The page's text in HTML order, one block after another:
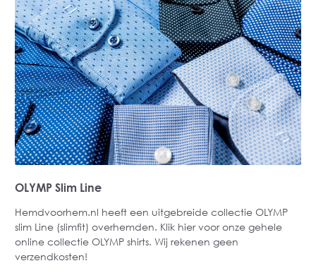
OLYMP Slim Line
Hemdvoorhem.nl heeft een uitgebreide collectie OLYMP
slim Line (slimfit) overhemden. Klik hiervoor onze gehele
online collectie OLYMP shirts. Wij rekenen geen
verzendkosten!